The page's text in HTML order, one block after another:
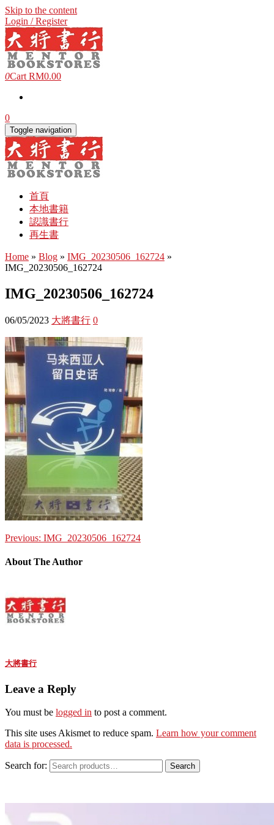
Skip to the content
Login / Register
0Cart RM0.00
0
Toggle navigation
首頁
本地書籍
認識書行
再生書
Home » Blog » IMG_20230506_162724 »
IMG_20230506_162724
IMG_20230506_162724
06/05/2023 大將書行 0
Previous: IMG_20230506_162724
About The Author
大將書行
Leave a Reply
You must be logged in to post a comment.
This site uses Akismet to reduce spam. Learn how your comment
data is processed.
Search for: Search